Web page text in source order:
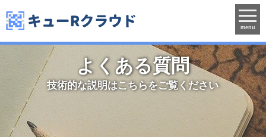
menu
よくある質問
技術的な説明はこちらをご覧ください